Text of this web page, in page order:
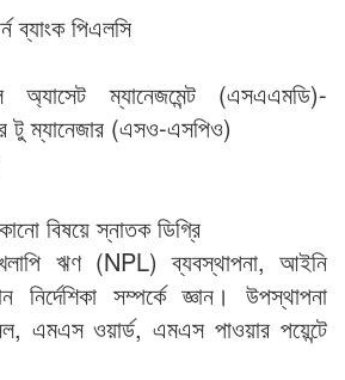
ব্যাংক পিএলসি
অ্যাসেট ম্যানেজমেন্ট (এসএএমডি)-
টু ম্যানেজার (এসও-এসপিও)
বিষয়ে স্নাতক ডিগ্রি
ঋণ (NPL) ব্যবস্থাপনা, আইনি
নির্দেশিকা সম্পর্কে জ্ঞান। উপস্থাপনা
এমএস ওয়ার্ড, এমএস পাওয়ার পয়েন্টে